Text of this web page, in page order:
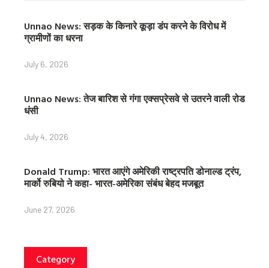
Unnao News: सड़क के किनारे कूड़ा डंप करने के विरोध में
ग्रामीणों का धरना
July 6, 2026
Unnao News: तेज बारिश से गंगा एक्सप्रेसवे से उतरने वाली रोड
धंसी
July 4, 2026
Donald Trump: भारत आएंगे अमेरिकी राष्ट्रपति डोनाल्ड ट्रंप,
मार्को रुबियो ने कहा- भारत-अमेरिका संबंध बेहद मजबूत
June 27, 2026
Category